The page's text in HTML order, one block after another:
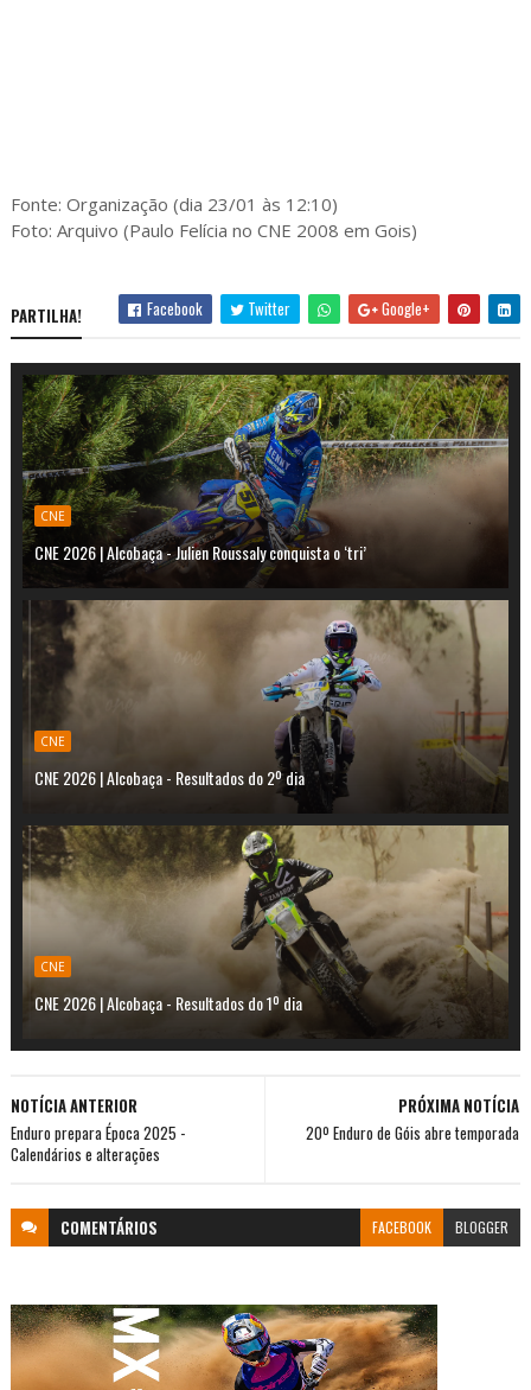
Fonte: Organização (dia 23/01 às 12:10)
Foto: Arquivo (Paulo Felícia no CNE 2008 em Gois)
PARTILHA! Facebook Twitter Google+
CNE
CNE 2026 | Alcobaça - Julien Roussaly conquista o ‘tri’
CNE
CNE 2026 | Alcobaça - Resultados do 2º dia
CNE
CNE 2026 | Alcobaça - Resultados do 1º dia
PRÓXIMA NOTÍCIA
20º Enduro de Góis abre temporada
NOTÍCIA ANTERIOR
Enduro prepara Época 2025 -
Calendários e alterações
COMENTÁRIOS FACEBOOK BLOGGER